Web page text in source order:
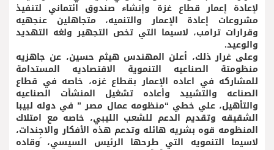
لإعادة إعمار قطاع غزة وإنشاء صندوق ائتماني لتنفيذ
مشروعات إعادة الإعمار والتنميه، متجاهلين عنجهيه
وقرارات ترامب، لاسيما التي تخص التجهير ولغه التهديد
والوعيد.
وعلى غرار ذلك، أعلن المهندس هيثم حسين، عن جاهزيه
منظومتة الصناعيه التنموية الاقتصاديه المستدامة
للمشاركه في اعاده الإعمار بقطاع غزه، خاصه في قطاع
الصناعه والتشييد وأعاده تشغيل المنشأت الصناعيه
والتأهيل، علي خطي “منظومه عمال مصر ” في دوله لبيبا
الشقيقه وتقديم الدعم للشعب الليبي، خاصه مع امتلاك
المنظومه قوه بشريه هائله وتدعم هذه الأفكار والاجندات،
لاسيما التنمويه التي طرحها الرئيس السيسي، َوقاده